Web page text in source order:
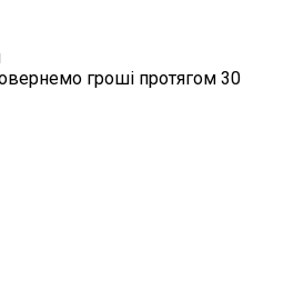
гроші протягом 30